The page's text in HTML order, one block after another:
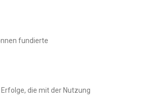
fundierte
die mit der Nutzung